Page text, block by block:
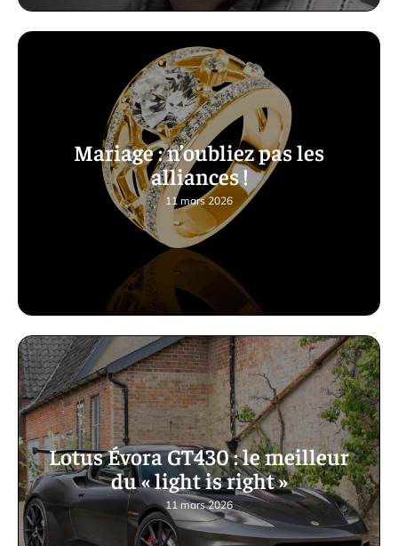
Mariage : n’oubliez pas les
alliances !
11 mars 2026
Lotus Évora GT430 : le meilleur
du « light is right »
11 mars 2026